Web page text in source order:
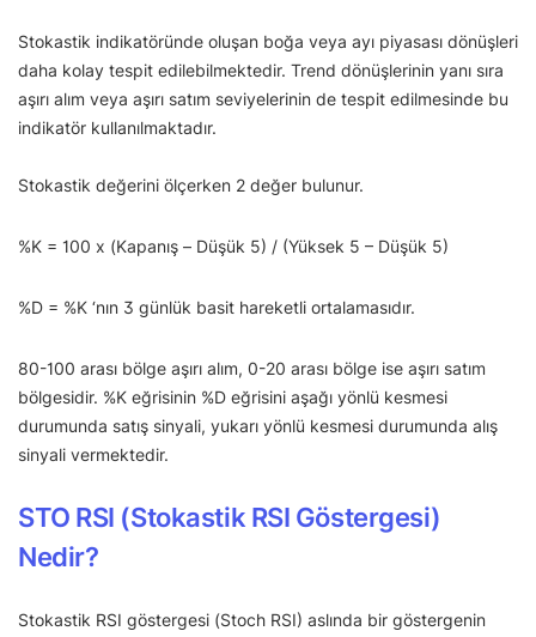
Stokastik indikatöründe oluşan boğa veya ayı piyasası dönüşleri
daha kolay tespit edilebilmektedir. Trend dönüşlerinin yanı sıra
aşırı alım veya aşırı satım seviyelerinin de tespit edilmesinde bu
indikatör kullanılmaktadır.
Stokastik değerini ölçerken 2 değer bulunur.
%K = 100 x (Kapanış – Düşük 5) / (Yüksek 5 – Düşük 5)
%D = %K ‘nın 3 günlük basit hareketli ortalamasıdır.
80-100 arası bölge aşırı alım, 0-20 arası bölge ise aşırı satım
bölgesidir. %K eğrisinin %D eğrisini aşağı yönlü kesmesi
durumunda satış sinyali, yukarı yönlü kesmesi durumunda alış
sinyali vermektedir.
STO RSI (Stokastik RSI Göstergesi)
Nedir?
Stokastik RSI göstergesi (Stoch RSI) aslında bir göstergenin